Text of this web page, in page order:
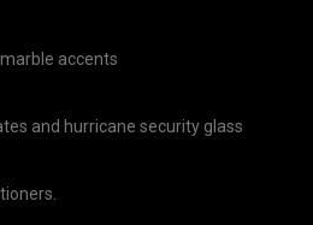
accents
and hurricane security glass